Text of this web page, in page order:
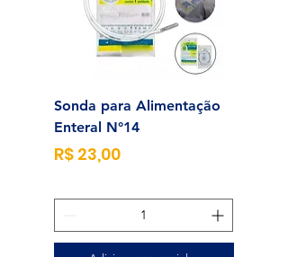
Sonda para Alimentação
Enteral N°14
Preço
R$ 23,00